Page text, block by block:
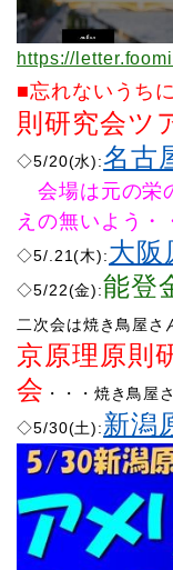
https://
■忘れないうち
則研究会ツ
​◇5/20(水):名古
会場は元の栄
えの無いよう・
​◇5/.21(木):大阪
​◇5/22(金):能登
二次会は焼き鳥屋さ
京原理原則
会 ・・・焼き鳥屋
◇5/30(土):新潟